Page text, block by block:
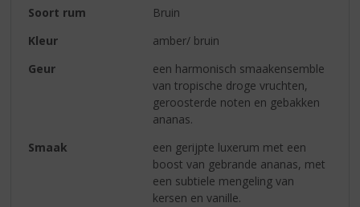
Soort rum
Bruin
Kleur
amber/ bruin
Geur
een harmonisch smaakensemble
van tropische droge vruchten,
geroosterde noten en gebakken
ananas.
Smaak
een gerijpte luxerum met een
boost van gebrande ananas, met
een subtiele mengeling van
kersen en vanille.